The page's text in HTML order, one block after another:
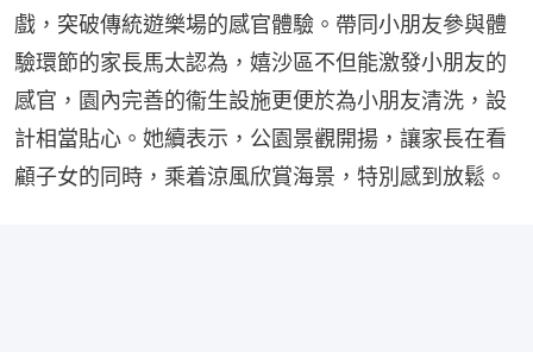
戲，突破傳統遊樂場的感官體驗。帶同小朋友參與體
驗環節的家長馬太認為，嬉沙區不但能激發小朋友的
感官，園內完善的衞生設施更便於為小朋友清洗，設
計相當貼心。她續表示，公園景觀開揚，讓家長在看
顧子女的同時，乘着涼風欣賞海景，特別感到放鬆。